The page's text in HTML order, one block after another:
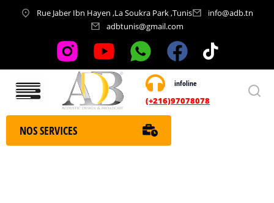
Rue Jaber Ibn Hayen ,La Soukra Park ,Tunis
info@adb.tn
adbtunis@gmail.com
infoline
(+216)97078078
Nos services
NOS SERVICES